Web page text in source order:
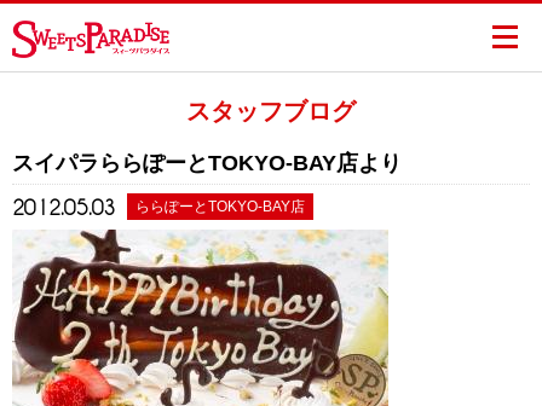
スタッフブログ
スイパラららぽーとTOKYO-BAY店より
2012.05.03 ららぽーとTOKYO-BAY店